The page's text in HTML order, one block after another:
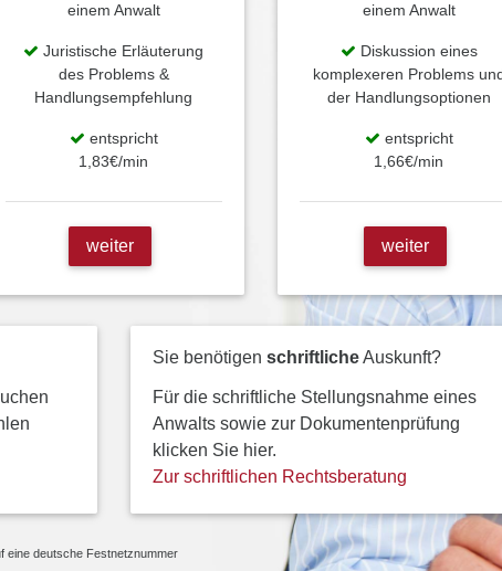
einem Anwalt
Juristische Erläuterung
des Problems &
Handlungsempfehlung
entspricht
1,83€/min
weiter
einem Anwalt
Diskussion eines
komplexeren Problems
der Handlungsoptionen
entspricht
1,66€/min
weiter
Sie benötigen schriftlicheAuskunft?
Für die schriftliche Stellungsnahme eines
Anwalts sowie zur Dokumentenprüfung
klicken Sie hier.
Zur schriftlichen Rechtsberatung
eine deutsche Festnetznummer